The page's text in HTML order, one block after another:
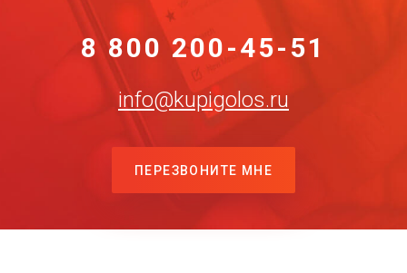
8 800 200-45-51
info@kupigolos.ru
ПЕРЕЗВОНИТЕ МНЕ